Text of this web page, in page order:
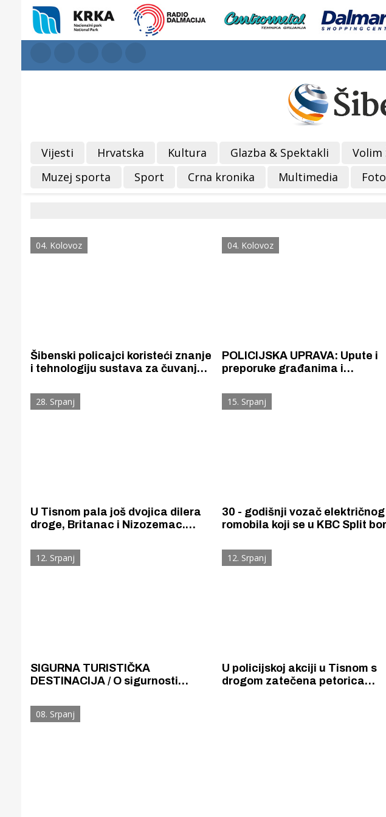
Vijesti Hrvatska Kultura Glazba & Spektakli Volim
Muzej sporta
Sport Crna kronika Multimedia
04. Kolovoz
Šibenski policajci koristeći znanje
i tehnologiju sustava za čuvanje
dva glisera ukradena 2023. i
2025. u Švedskoj
04. Kolovoz
POLICIJSKA UPRAVA: Upute i
preporuke građanima i
Perkovića Thompsona na
stadionu Šubićevac
28. Srpanj
U Tisnom pala još dvojica dilera
droge, Britanac i Nizozemac.
u Pirovcu.
15. Srpanj
30 - godišnji vozač električnog
romobila koji se u KBC Split
nesreću u Pirovcu i napravio niz
prekršaja
12. Srpanj
SIGURNA TURISTIČKA
DESTINACIJA / O sigurnosti
županiji brinu domaći policajci s
kolegama iz Njemačke, Češke,
12. Srpanj
U policijskoj akciji u Tisnom s
drogom zatečena petorica
08. Srpanj